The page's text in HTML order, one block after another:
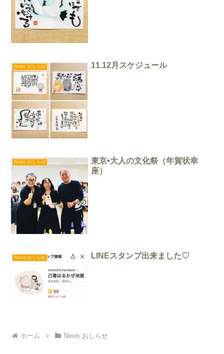
News おしらせ 11.12月スケジュール
News おしらせ
東京•大人の文化祭（年賀状幸
座）
News おしらせ LINEスタンプ出来ました♡
ホーム News おしらせ